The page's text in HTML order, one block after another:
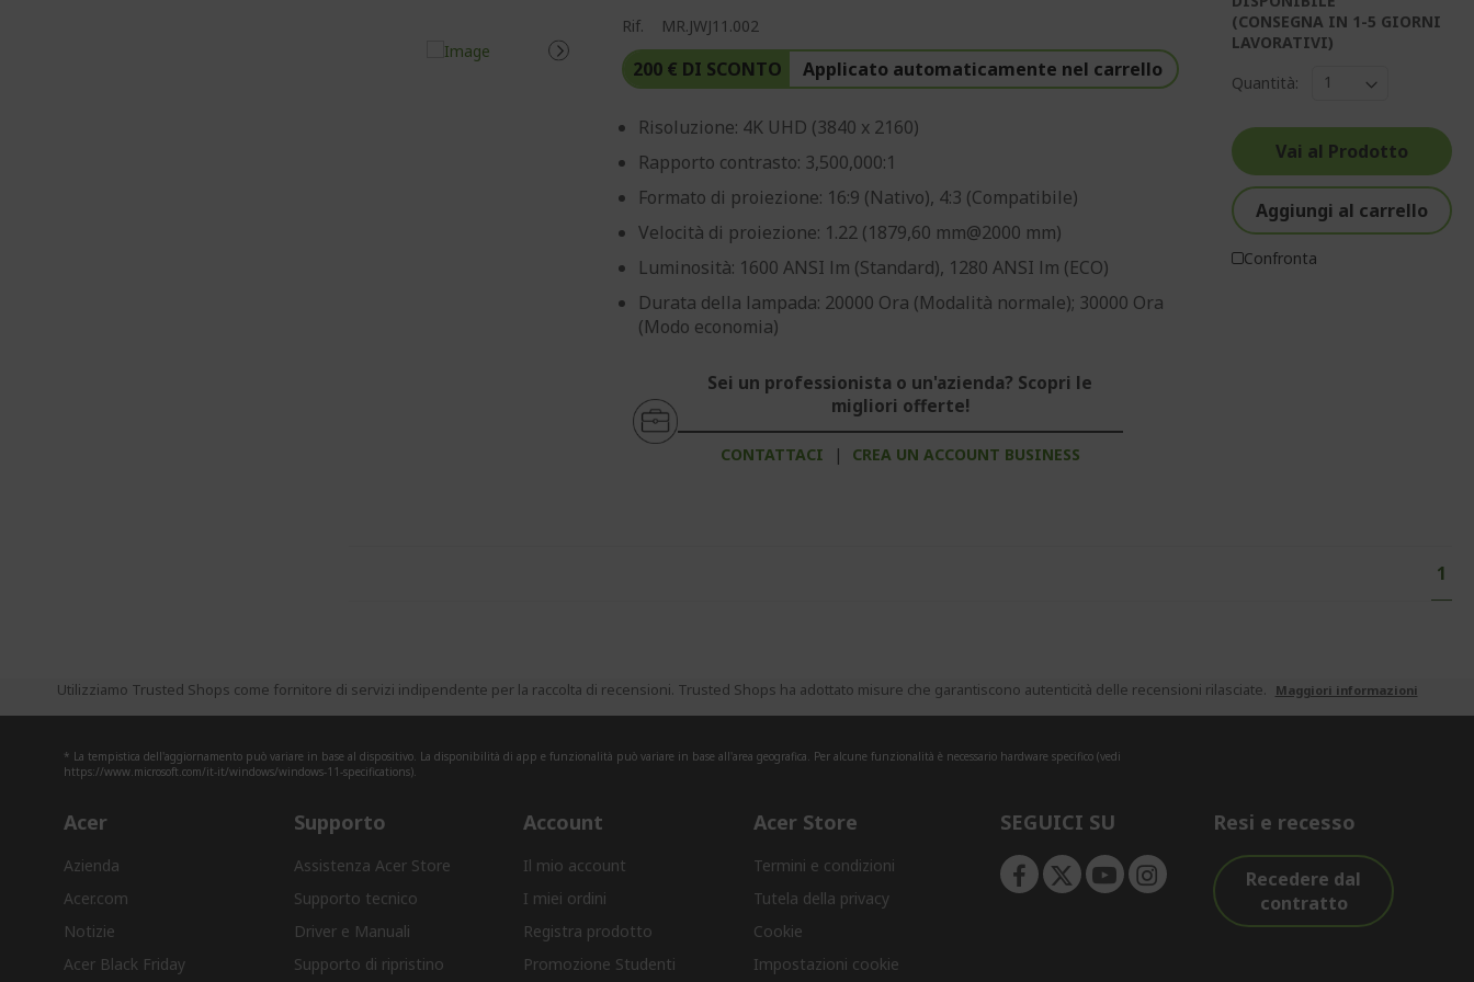
Rif. MR.JWJ11.002
200 € DI SCONTO Applicato automaticamente nel carrello
Risoluzione: 4K UHD (3840 x 2160)
Rapporto contrasto: 3,500,000:1
Formato di proiezione: 16:9 (Nativo), 4:3 (Compatibile)
Velocità di proiezione: 1.22 (1879,60 mm@2000 mm)
Luminosità: 1600 ANSI lm (Standard), 1280 ANSI lm (ECO)
Durata della lampada: 20000 Ora (Modalità normale); 30000 Ora
(Modo economia)
Sei un professionista o un'azienda? Scopri le
migliori offerte!
CONTATTACI | CREA UN ACCOUNT BUSINESS
(CONSEGNA IN 1-5 GIORNI
LAVORATIVI)
Quantità:
Vai al Prodotto
Aggiungi al carrello
Confronta
1
Utilizziamo Trusted Shops come fornitore di servizi indipendente per la raccolta di recensioni. Trusted Shops ha adottato misure che garantiscono autenticità delle recensioni rilasciate. Maggiori informazioni
* La tempistica dell'aggiornamento può variare in base al dispositivo. La disponibilità di app e funzionalità può variare in base all'area geografica. Per alcune funzionalità è necessario hardware specifico (vedi
https://www.microsoft.com/it-it/windows/windows-11-specifications).
Acer
Azienda
Acer.com
Notizie
Acer Black Friday
Supporto
Assistenza Acer Store
Supporto tecnico
Driver e Manuali
Supporto di ripristino
Account
Il mio account
I miei ordini
Registra prodotto
Promozione Studenti
Acer Store
Termini e condizioni
Tutela della privacy
Cookie
Impostazioni cookie
SEGUICI SU Resi e recesso
Recedere dal
contratto